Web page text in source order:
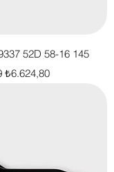
52D 58-16 145
İndirimli Fiyat
₺6.624,80